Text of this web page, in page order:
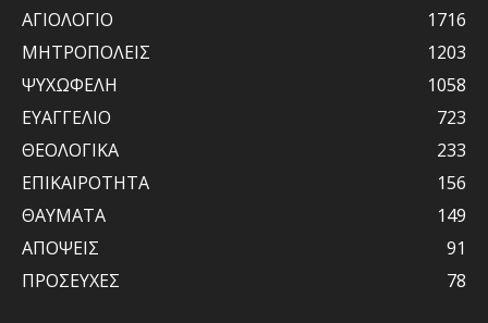
ΑΓΙΟΛΟΓΙΟ
1716
ΜΗΤΡΟΠΟΛΕΙΣ
1203
ΨΥΧΩΦΕΛΗ
1058
ΕΥΑΓΓΕΛΙΟ
723
ΘΕΟΛΟΓΙΚΑ
233
ΕΠΙΚΑΙΡΟΤΗΤΑ
156
ΘΑΥΜΑΤΑ
149
ΑΠΟΨΕΙΣ
91
ΠΡΟΣΕΥΧΕΣ
78